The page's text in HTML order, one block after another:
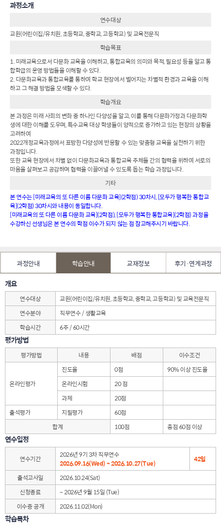
과정소개
연수대상
교원(어린이집/유치원, 초등학교, 중학교, 고등학교) 및 교육전문직
학습목표
1. 미래교육으로서 다문화 교육을 이해하고, 통합교육의 의미와 목적, 필요성 등을 알고 통
합학급의 운영 방법들을 이해할 수 있다.
2. 다문화교육과 통합교육를 통하여 학교 현장에서 벌어지는 차별적 환경과 교육을 이해
하고 그 해결 방법을 모색할 수 있다.
학습개요
본 과정은 미래 사회의 변화 중 하나인 다양성을 알고, 이를 통해 다문화가정과 다문화학
생에 대한 이해를 도우며, 특수교육 대상 학생들이 양적으로 증가하고 있는 현장의 상황을
고려하여
2022개정교육과정에서 표방한 다양성에 반응할 수 있는 맞춤형 교육을 실천하기 위한
과정입니다.
또한 교육 현장에서 차별 없이 다문화교육과 통합교육 주체들 간의 협력을 위하여 서로의
마음을 살펴보고 공감하며 협력을 이끌어낼 수 있도록 돕는 학습 과정입니다.
기타
본 연수는 [미래교육의 또 다른 이름 다문화 교육](2학점) 30차시, [모두가 행복한 통합교
육](2학점) 30차시와 내용이 동일합니다.
[미래교육의 또 다른 이름 다문화 교육](2학점), [모두가 행복한 통합교육](2학점) 과정을
수강하신 선생님은 본 연수의 학점 이수가 되지 않는 점 참고해주시기 바랍니다.
과정안내 학습안내 교재정보 후기·연계과정
개요
연수대상
교원(어린이집/유치원, 초등학교, 중학교, 고등학교) 및 교육전문직
연수분야
직무연수 / 생활교육
학습시간
6주 / 60시간
평가방법
평가방법 내용 배점 이수조건
합계 100점 총점 60점 이상
온라인평가
진도율 0점
90% 이상 진도율
온라인시험
20 점
과제
20점
출석평가
지필평가 60점
연수일정
연수기간
2026년 9기 3차 직무연수
2026.09.16(Wed) ~ 2026.10.27(Tue)
42일
출석고사일
2026.10.24(Sat)
신청종료
~ 2026년 9월 15일 (Tue)
이수증 공개
2026.11.02(Mon)
학습목차